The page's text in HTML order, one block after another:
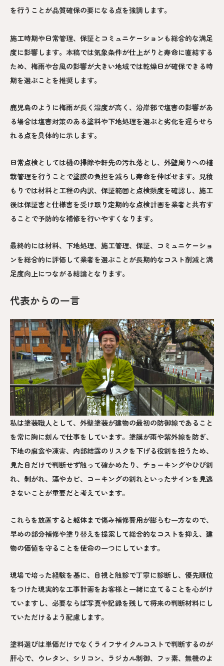
を行うことが品質確保の要になる点を強調します。
施工時期や日常管理、保証とコミュニケーションも総合的な満足
度に影響します。本稿では気象条件が仕上がりと寿命に直結する
ため、梅雨や台風の影響が大きい地域では乾燥日が確保できる時
期を選ぶことを推奨します。
鹿児島のように梅雨が長く湿度が高く、沿岸部で塩害の影響があ
る場合は塩害対策のある塗料や下地処理を選ぶと劣化を遅らせら
れる点を具体的に示します。
日常点検としては樋の掃除や軒先の汚れ落とし、外壁周りへの植
栽管理を行うことで塗膜の負担を減らし寿命を伸ばせます。見積
もりでは材料と工程の内訳、保証範囲と点検頻度を確認し、施工
後は保証書と仕様書を受け取り定期的な点検計画を業者と共有す
ることで予防的な補修を行いやすくなります。
最終的には材料、下地処理、施工管理、保証、コミュニケーショ
ンを総合的に評価して業者を選ぶことが長期的なコスト削減と満
足度向上につながる結論となります。
代表からの一言
私は塗装職人として、外壁塗装が建物の最初の防御線であること
を常に胸に刻んで仕事をしています。塗膜が雨や紫外線を防ぎ、
下地の腐食や凍害、内部結露のリスクを下げる役割を担うため、
見た目だけで判断せず触って確かめたり、チョーキングやひび割
れ、剥がれ、藻やカビ、コーキングの割れといったサインを見逃
さないことが重要だと考えています。
これらを放置すると躯体まで傷み補修費用が膨らむ一方なので、
早めの部分補修や塗り替えを提案して総合的なコストを抑え、建
物の価値を守ることを使命の一つにしています。
現場で培った経験を基に、目視と触診で丁寧に診断し、優先順位
をつけた現実的な工事計画をお客様と一緒に立てることを心がけ
ていますし、必要ならば写真や記録を残して将来の判断材料にし
ていただけるよう配慮します。
塗料選びは単価だけでなくライフサイクルコストで判断するのが
肝心で、ウレタン、シリコン、ラジカル制御、フッ素、無機のよ